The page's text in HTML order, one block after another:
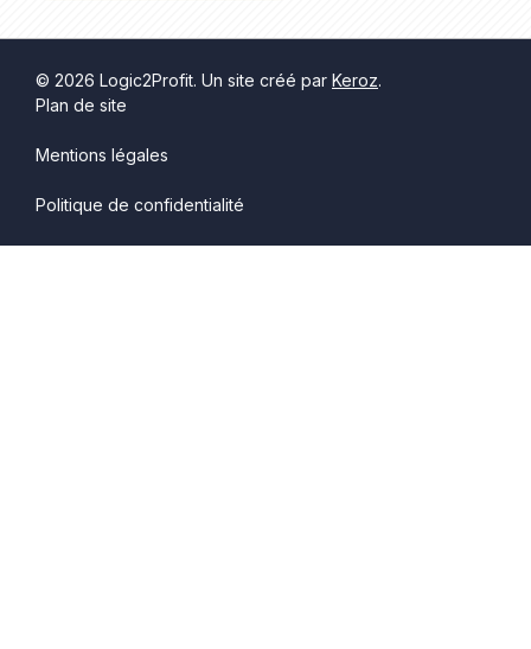
© 2026 Logic2Profit. Un site créé par Keroz.
Plan de site
Mentions légales
Politique de confidentialité